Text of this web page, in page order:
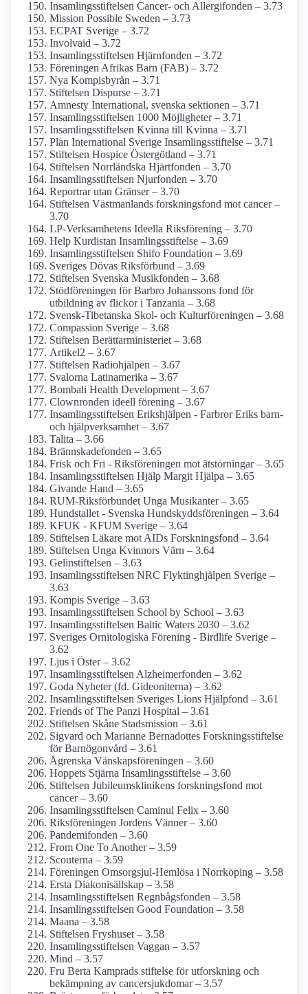
Insamlings­stiftelsen Cancer- och Allergifonden – 3.73
Mission Possible Sweden – 3.73
ECPAT Sverige – 3.72
Involvaid – 3.72
Insamlings­stiftelsen Hjärnfonden – 3.72
Föreningen Afrikas Barn (FAB) – 3.72
Nya Kompisbyrån – 3.71
Stiftelsen Dispurse – 3.71
Amnesty International, svenska sektionen – 3.71
Insamlingsstiftelsen 1000 Möjligheter – 3.71
Insamlings­stiftelsen Kvinna till Kvinna – 3.71
Plan International Sverige Insamlings­stiftelse – 3.71
Stiftelsen Hospice Östergötland – 3.71
Stiftelsen Norrländska Hjärtfonden – 3.70
Insamlings­stiftelsen Njurfonden – 3.70
Reportrar utan Gränser – 3.70
Stiftelsen Västmanlands forskningsfond mot cancer –
3.70
LP-Verksamhetens Ideella Riksförening – 3.70
Help Kurdistan Insamlings­stiftelse – 3.69
Insamlings­stiftelsen Shifo Foundation – 3.69
Sveriges Dövas Riksförbund – 3.69
Stiftelsen Svenska Musikfonden – 3.68
Stödföreningen för Barbro Johanssons fond för
utbildning av flickor i Tanzania – 3.68
Svensk-Tibetanska Skol- och Kulturföreningen – 3.68
Compassion Sverige – 3.68
Stiftelsen Berättar­ministeriet – 3.68
Artikel2 – 3.67
Stiftelsen Radiohjälpen – 3.67
Svalorna Latinamerika – 3.67
Bombali Health Development – 3.67
Clownronden ideell förening – 3.67
Insamlings­stiftelsen Erikshjälpen - Farbror Eriks barn-
och hjälpverksamhet – 3.67
Talita – 3.66
Brännskadefonden – 3.65
Frisk och Fri - Riksföreningen mot ätstörningar – 3.65
Insamlings­stiftelsen Hjälp Margit Hjälpa – 3.65
Givande Hand – 3.65
RUM-Riksförbundet Unga Musikanter – 3.65
Hundstallet - Svenska Hundskydds­föreningen – 3.64
KFUK - KFUM Sverige – 3.64
Stiftelsen Läkare mot AIDs Forsknings­fond – 3.64
Stiftelsen Unga Kvinnors Värn – 3.64
Gelinstiftelsen – 3.63
Insamlings­stiftelsen NRC Flyktinghjälpen Sverige –
3.63
Kompis Sverige – 3.63
Insamlings­stiftelsen School by School – 3.63
Insamlingsstiftelsen Baltic Waters 2030 – 3.62
Sveriges Ornitologiska Förening - Birdlife Sverige –
3.62
Ljus i Öster – 3.62
Insamlings­stiftelsen Alzheimer­fonden – 3.62
Goda Nyheter (fd. Gideoniterna) – 3.62
Insamlings­stiftelsen Sveriges Lions Hjälpfond – 3.61
Friends of The Panzi Hospital – 3.61
Stiftelsen Skåne Stadsmission – 3.61
Sigvard och Marianne Bernadottes Forskningss­tiftelse
för Barnögon­vård – 3.61
Ågrenska Vänskapsföreningen – 3.60
Hoppets Stjärna Insamlings­stiftelse – 3.60
Stiftelsen Jubileums­klinikens forsknings­fond mot
cancer – 3.60
Insamlings­stiftelsen Caminul Felix – 3.60
Riksföreningen Jordens Vänner – 3.60
Pandemifonden – 3.60
From One To Another – 3.59
Scouterna – 3.59
Föreningen Omsorgsjul-Hemlösa i Norrköping – 3.58
Ersta Diakonisällskap – 3.58
Insamlings­stiftelsen Regnbågs­fonden – 3.58
Insamlings­stiftelsen Good Foundation – 3.58
Maana – 3.58
Stiftelsen Fryshuset – 3.58
Insamlings­stiftelsen Vaggan – 3.57
Mind – 3.57
Fru Berta Kamprads stiftelse för utforskning och
bekämpning av cancersjukdomar – 3.57